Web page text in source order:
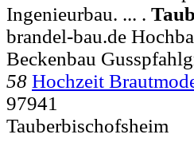
Ingenieurbau. ... .
brandel-bau.de
Beckenbau
58 Hochzeit
97941
Tauberbischofsheim